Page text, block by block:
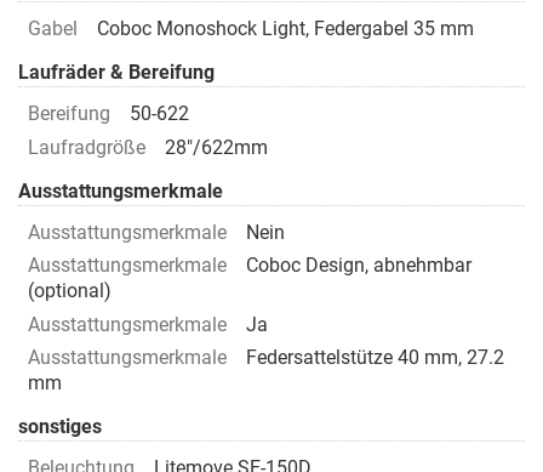
Gabel
Coboc Monoshock Light, Federgabel 35 mm
Laufräder & Bereifung
Bereifung
50-622
Laufradgröße
28"/622mm
Ausstattungsmerkmale
Ausstattungsmerkmale
Nein
Ausstattungsmerkmale
Coboc Design, abnehmbar
(optional)
Ausstattungsmerkmale
Ja
Ausstattungsmerkmale
Federsattelstütze 40 mm, 27.2
mm
sonstiges